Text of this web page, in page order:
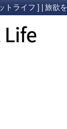
トライフ ] | 旅欲